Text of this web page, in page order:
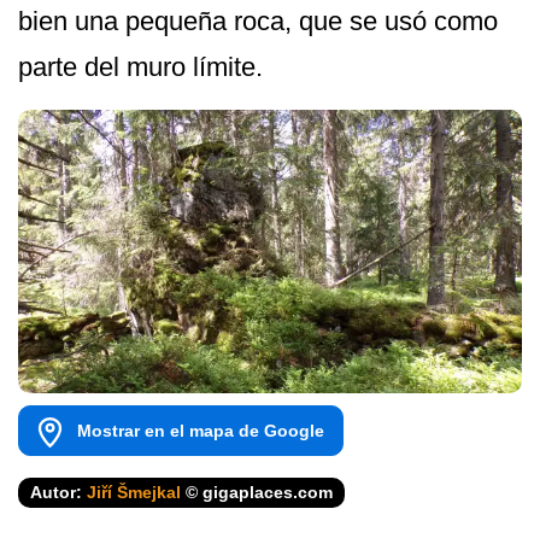
bien una pequeña roca, que se usó como
parte del muro límite.
Mostrar en el mapa de Google
Autor: Jiří Šmejkal © gigaplaces.com